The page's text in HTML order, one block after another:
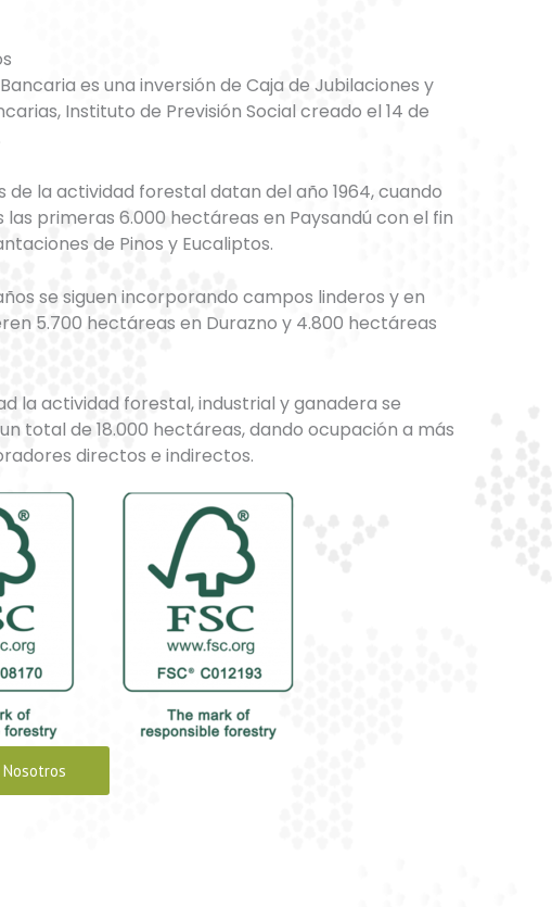
es una inversión de Caja de Jubilaciones y
Instituto de Previsión Social creado el 14 de
de la actividad forestal datan del año 1964, cuando
las primeras 6.000 hectáreas en Paysandú con el fin
de Pinos y Eucaliptos.
se siguen incorporando campos linderos y en
5.700 hectáreas en Durazno y 4.800 hectáreas
la actividad forestal, industrial y ganadera se
total de 18.000 hectáreas, dando ocupación a más
directos e indirectos.